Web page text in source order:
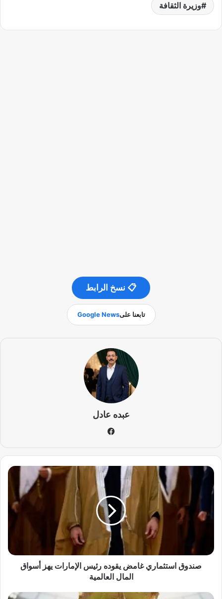
وزيرة الثقافة
📋 نسخ الرابط
تابعنا علىGoogle News
عبده عادل
وك
ص
د
ث
ي
صندوق استثماري غامض يقوده رئيس الإمارات يهز أسواق
المال العالمية
ر